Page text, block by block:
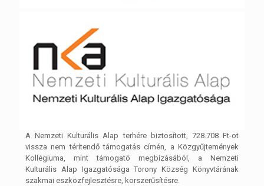
A Nemzeti Kulturális Alap terhére biztosított, 728.708 Ft-ot
vissza nem térítendő támogatás címén, a Közgyűjtemények
Kollégiuma, mint támogató megbízásából, a Nemzeti
Kulturális Alap Igazgatósága Torony Község Könyvtárának
szakmai eszközfejlesztésre, korszerűsítésre.